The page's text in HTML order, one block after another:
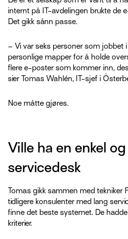
internt på IT-avdelingen brukte de
Det gikk sånn passe.
– Vi var seks personer som jobbet
personlige mapper for å holde
flere e-poster som kommer inn,
sier Tomas Wahlén, IT-sjef i
Noe måtte gjøres.
Ville ha en enkel
servicedesk
Tomas gikk sammen med tekniker
tidligere konsulenter med lang
finne det beste systemet. De
kriterier.